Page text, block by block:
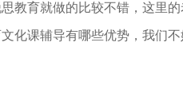
教育就做的比较不错，这里
化课辅导有哪些优势，我们不